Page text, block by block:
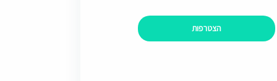
הצטרפות